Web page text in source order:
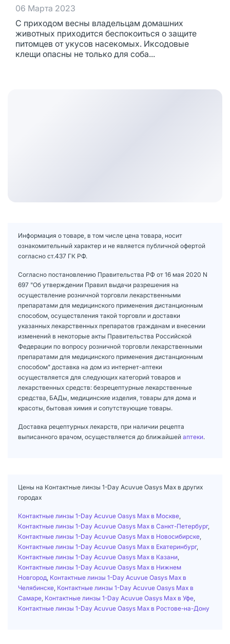
06 Марта 2023
С приходом весны владельцам домашних
животных приходится беспокоиться о защите
питомцев от укусов насекомых. Иксодовые
клещи опасны не только для соба...
Информация о товаре, в том числе цена товара, носит
ознакомительный характер и не является публичной офертой
согласно ст.437 ГК РФ.
Согласно постановлению Правительства РФ от 16 мая 2020 N
697 "Об утверждении Правил выдачи разрешения на
осуществление розничной торговли лекарственными
препаратами для медицинского применения дистанционным
способом, осуществления такой торговли и доставки
указанных лекарственных препаратов гражданам и внесении
изменений в некоторые акты Правительства Российской
Федерации по вопросу розничной торговли лекарственными
препаратами для медицинского применения дистанционным
способом" доставка на дом из интернет-аптеки
осуществляется для следующих категорий товаров и
лекарственных средств: безрецептурные лекарственные
средства, БАДы, медицинские изделия, товары для дома и
красоты, бытовая химия и сопутствующие товары.
Доставка рецептурных лекарств, при наличии рецепта
выписанного врачом, осуществляется до ближайшей аптеки.
Цены на Контактные линзы 1-Day Acuvue Oasys Max в других
городах
Контактные линзы 1-Day Acuvue Oasys Max в Москве
Контактные линзы 1-Day Acuvue Oasys Max в Санкт-Петербург,
Контактные линзы 1-Day Acuvue Oasys Max в Новосибирске
Контактные линзы 1-Day Acuvue Oasys Max в Екатеринбург,
Контактные линзы 1-Day Acuvue Oasys Max в Казани
Контактные линзы 1-Day Acuvue Oasys Max в Нижнем
Новгород Контактные линзы 1-Day Acuvue Oasys Max в
Челябинске Контактные линзы 1-Day Acuvue Oasys Max в
Самаре Контактные линзы 1-Day Acuvue Oasys Max в Уфе
Контактные линзы 1-Day Acuvue Oasys Max в Ростове-на-Дону